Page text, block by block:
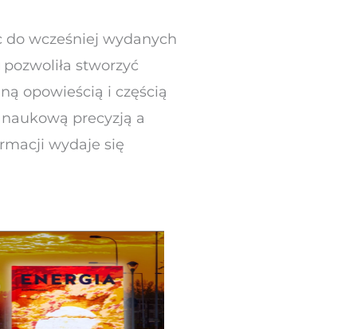
do wcześniej wydanych
stworzyć
opowieścią i częścią
precyzją a
wydaje się